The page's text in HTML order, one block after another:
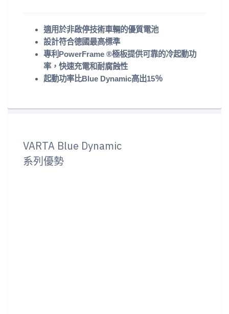
適用於非啟停技術車輛的優質電池
設計符合德國最高標準
專利PowerFrame ®極板提供可靠的冷起動功
率，快速充電和耐腐蝕性
起動功率比Blue Dynamic高出15％
VARTA Blue Dynamic
系列優勢